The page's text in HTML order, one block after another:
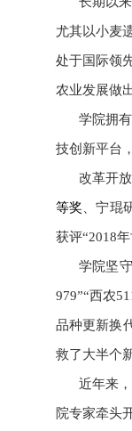
尤其以小麦
处于国际领
农业发展做
学院拥
技创新平台
改革开
等奖 、宁
获评“2018
学院坚
979”“西农
品种更新换
救了大半个
近年来
院专家牵头